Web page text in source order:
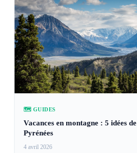
🗺️ GUIDES
Vacances en montagne : 5 idées
Pyrénées
4 avril 2026